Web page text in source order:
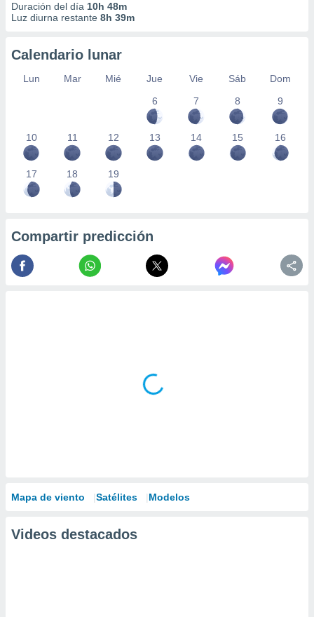
Duración del día 10h 48m
Luz diurna restante 8h 39m
Calendario lunar
Lun Mar Mié Jue Vie Sáb
Dom
6
7 8 9
10 11 12 13 14 15 16
17 18 19
Compartir predicción
Mapa de viento Satélites Modelos
Videos destacados